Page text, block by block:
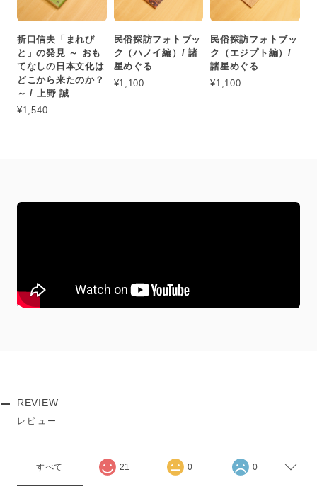
折口信夫「まれび
と」の発見 ～ おも
てなしの日本文化は
どこから来たのか？
～ / 上野 誠
¥1,540
民俗探訪フォトブッ
ク（ハノイ編）/ 諸
星めぐる
¥1,100
民俗探訪フォトブッ
ク（エジプト編）/
諸星めぐる
¥1,100
REVIEW
レビュー
すべて 21 0 0